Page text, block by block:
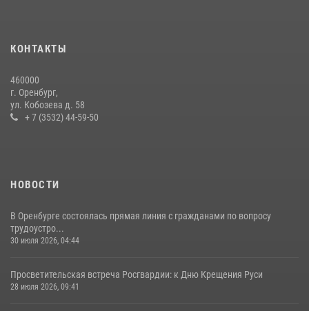
14 июля 2026, 10:43
проведён рейд по строительным объектам
23 июля 2026, 10:47
КОНТАКТЫ
460000
г. Оренбург,
ул. Кобозева д. 58
+ 7 (3532) 44-59-50
НОВОСТИ
В Оренбурге состоялась прямая линия с гражданами по вопросу
трудоустро...
30 июля 2026, 04:44
Просветительская встреча Росгвардии: к Дню Крещения Руси
28 июля 2026, 09:41